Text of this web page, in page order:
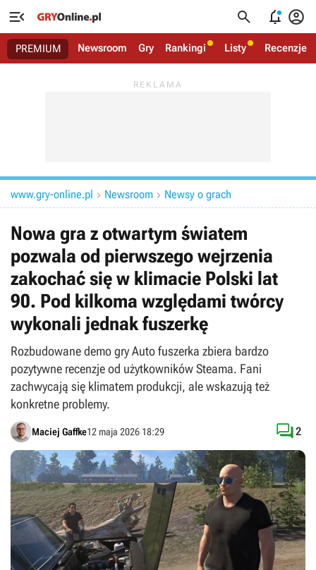
   
PREMIUM Newsroom Gry Rankingi Listy Recenzje
www.gry-online.pl  Newsroom  Newsy o grach
Nowa gra z otwartym światem
pozwala od pierwszego wejrzenia
zakochać się w klimacie Polski lat
90. Pod kilkoma względami twórcy
wykonali jednak fuszerkę
Rozbudowane demo gry Auto fuszerka zbiera bardzo
pozytywne recenzje od użytkowników Steama. Fani
zachwycają się klimatem produkcji, ale wskazują też
konkretne problemy.
Maciej Gaffke12 maja 2026 18:29 2